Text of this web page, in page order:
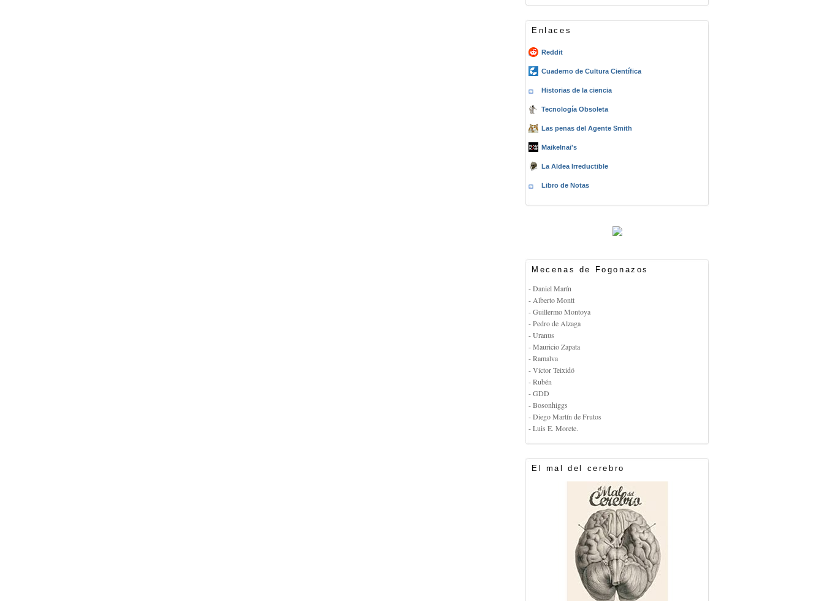
Enlaces
Reddit
Cuaderno de Cultura Científica
Historias de la ciencia
Tecnología Obsoleta
Las penas del Agente Smith
Maikelnai's
La Aldea Irreductible
Libro de Notas
Mecenas de Fogonazos
- Daniel Marín
- Alberto Montt
- Guillermo Montoya
- Pedro de Alzaga
- Uranus
- Mauricio Zapata
- Ramalva
- Víctor Teixidó
- Rubén
- GDD
- Bosonhiggs
- Diego Martín de Frutos
- Luis E. Morete.
El mal del cerebro